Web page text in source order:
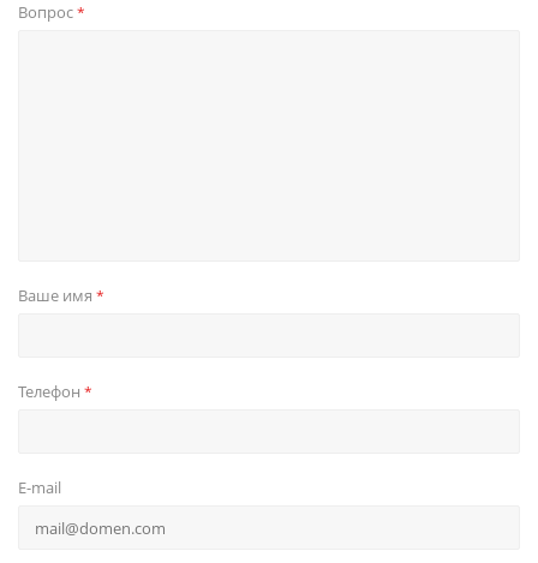
Вопрос*
Ваше имя *
Телефон *
E-mail